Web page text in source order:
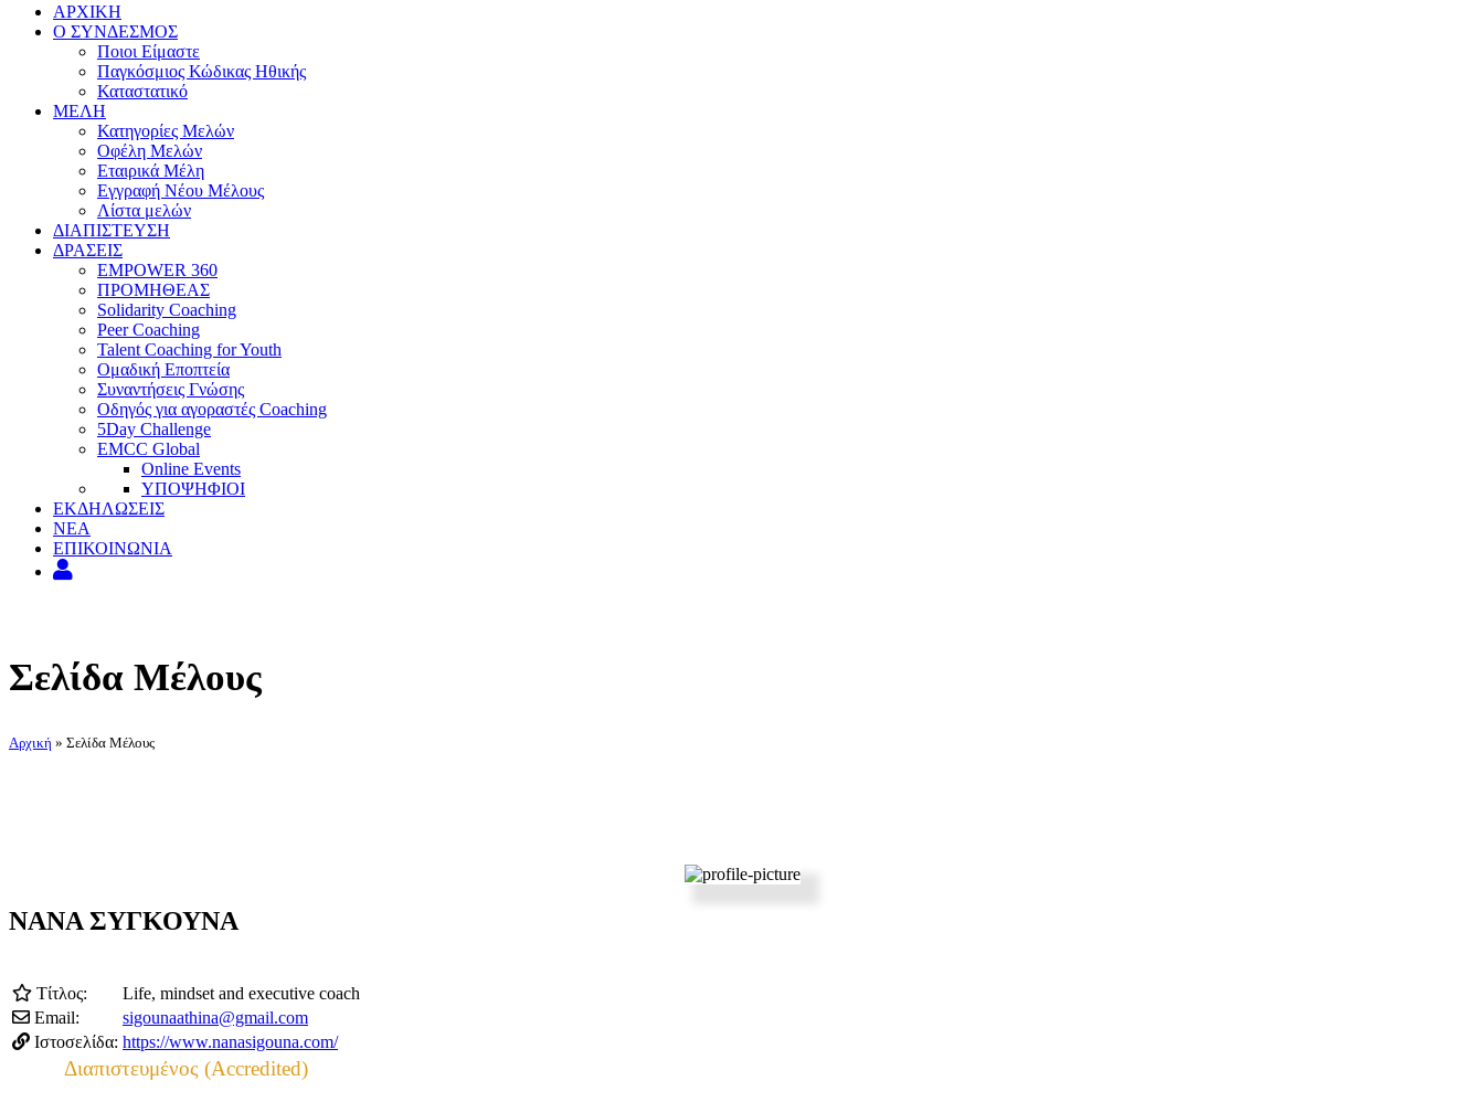
ΑΡΧΙΚΗ
Ο ΣΥΝΔΕΣΜΟΣ
Ποιοι Είμαστε
Παγκόσμιος Κώδικας Ηθικής
Καταστατικό
ΜΕΛΗ
Κατηγορίες Μελών
Οφέλη Μελών
Εταιρικά Μέλη
Εγγραφή Νέου Μέλους
Λίστα μελών
ΔΙΑΠΙΣΤΕΥΣΗ
ΔΡΑΣΕΙΣ
EMPOWER 360
ΠΡΟΜΗΘΕΑΣ
Solidarity Coaching
Peer Coaching
Talent Coaching for Youth
Ομαδική Εποπτεία
Συναντήσεις Γνώσης
Οδηγός για αγοραστές Coaching
5Day Challenge
EMCC Global
Online Events
ΥΠΟΨΗΦΙΟΙ
ΕΚΔΗΛΩΣΕΙΣ
ΝΕΑ
ΕΠΙΚΟΙΝΩΝΙΑ
Σελίδα Μέλους
Αρχική » Σελίδα Μέλους
ΝΑΝΑ ΣΥΓΚΟΥΝΑ
Τίτλος:
Life, mindset and executive coach
Email:
sigounaathina@gmail.com
Ιστοσελίδα: https://www.nanasigouna.com/
Διαπιστευμένος (Accredited)